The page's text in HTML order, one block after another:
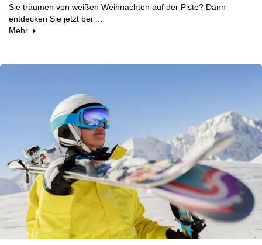
Sie träumen von weißen Weihnachten auf der Piste? Dann
entdecken Sie jetzt bei …
Mehr